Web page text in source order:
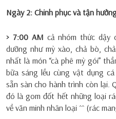
Ngày 2: Chinh phục và tận
> 7:00 AM cả nhóm thức dậy
dưỡng như mỳ xào, chả bò,
nhất là món “cà phê mỳ gói”
bữa sáng lều cùng vật dụng
sẵn sàn cho hành trình còn lại.
đó là gom đốt hết những loại
về văn minh nhân loại ^^ (rác